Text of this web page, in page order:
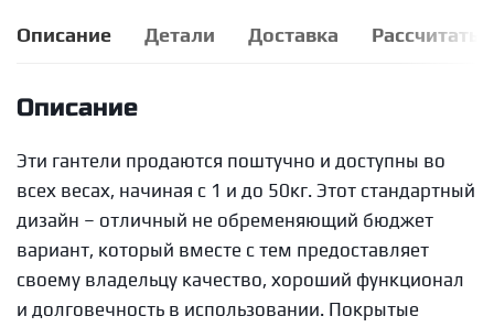
Описание Детали Доставка Рассчитать
Описание
Эти гантели продаются поштучно и доступны во
всех весах, начиная с 1 и до 50кг. Этот стандартный
дизайн – отличный не обременяющий бюджет
вариант, который вместе с тем предоставляет
своему владельцу качество, хороший функционал
и долговечность в использовании. Покрытые